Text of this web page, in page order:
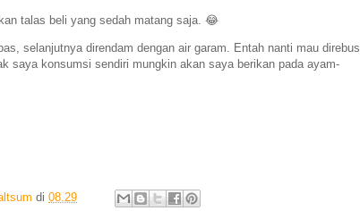
talas beli yang sedah matang saja. 😂
selanjutnya direndam dengan air garam. Entah nanti mau direbus
saya konsumsi sendiri mungkin akan saya berikan pada ayam-
di 08.29